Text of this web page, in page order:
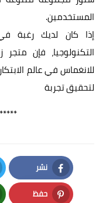
المستخدمين.
إذا كان لديك رغبة
التكنولوجيا، فإن
للانغماس في عالم
لتحقيق تجربة
نشر
Facebook
حفظ